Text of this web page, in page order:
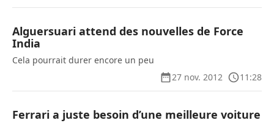
Alguersuari attend des nouvelles de Force
India
Cela pourrait durer encore un peu
27 nov. 2012
11:28
Ferrari a juste besoin d’une meilleure voiture